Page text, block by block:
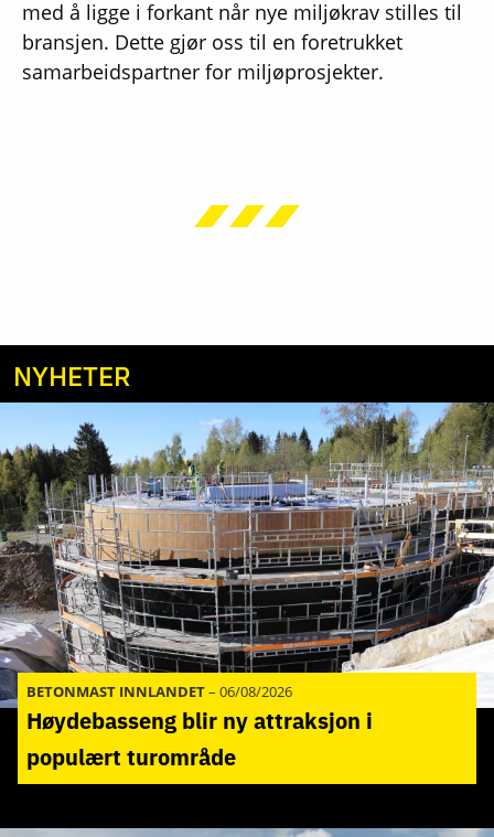
med å ligge i forkant når nye miljøkrav stilles til
bransjen. Dette gjør oss til en foretrukket
samarbeidspartner for miljøprosjekter.
NYHETER
BETONMAST INNLANDET– 06/08/2026
Høydebasseng blir ny attraksjon i
populært turområde